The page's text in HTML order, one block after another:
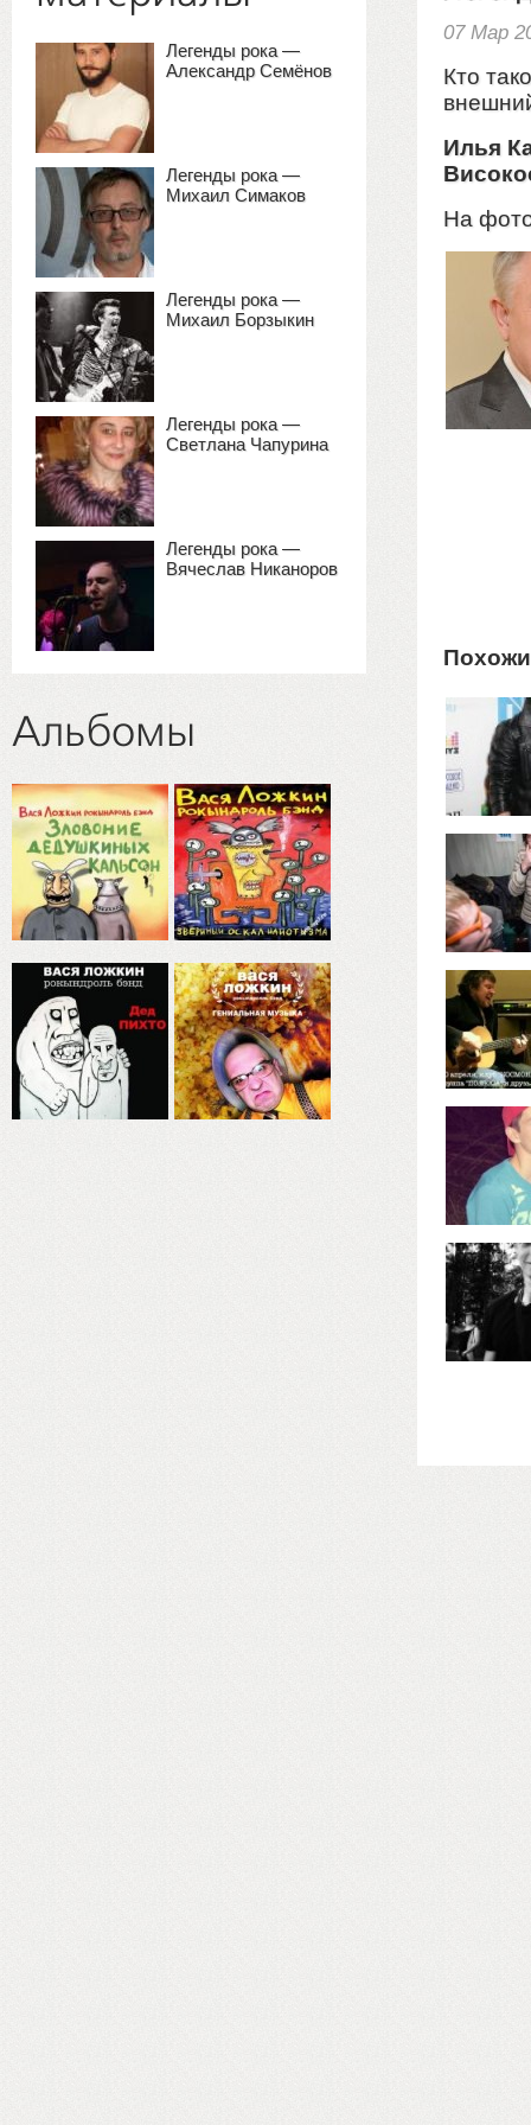
Легенды рока —
Александр Семёнов
Легенды рока —
Михаил Симаков
Легенды рока —
Михаил Борзыкин
Легенды рока —
Светлана Чапурина
Легенды рока —
Вячеслав Никаноров
Альбомы
07 Мар
Кто
Илья
На